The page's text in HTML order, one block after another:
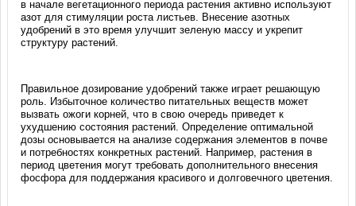
в начале вегетационного периода растения активно используют
азот для стимуляции роста листьев. Внесение азотных
удобрений в это время улучшит зеленую массу и укрепит
структуру растений.
Правильное дозирование удобрений также играет решающую
роль. Избыточное количество питательных веществ может
вызвать ожоги корней, что в свою очередь приведет к
ухудшению состояния растений. Определение оптимальной
дозы основывается на анализе содержания элементов в почве
и потребностях конкретных растений. Например, растения в
период цветения могут требовать дополнительного внесения
фосфора для поддержания красивого и долговечного цветения.